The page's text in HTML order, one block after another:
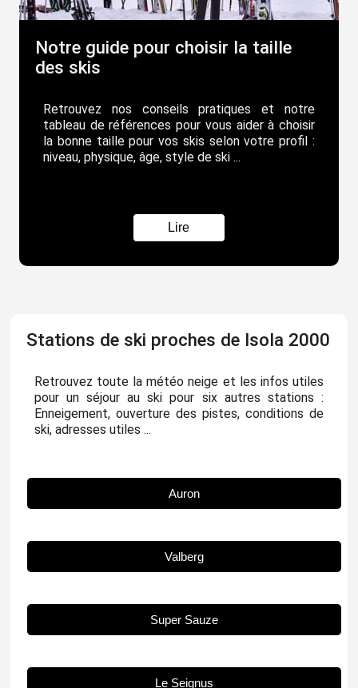
Notre guide pour choisir la taille
des skis
Retrouvez nos conseils pratiques et notre
tableau de références pour vous aider à choisir
la bonne taille pour vos skis selon votre profil :
niveau, physique, âge, style de ski ...
Lire
Stations de ski proches de Isola 2000
Retrouvez toute la météo neige et les infos utiles
pour un séjour au ski pour six autres stations :
Enneigement, ouverture des pistes, conditions de
ski, adresses utiles ...
Auron
Valberg
Super Sauze
Le Seignus